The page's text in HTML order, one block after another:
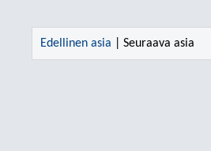
Edellinen asia | Seuraava asia